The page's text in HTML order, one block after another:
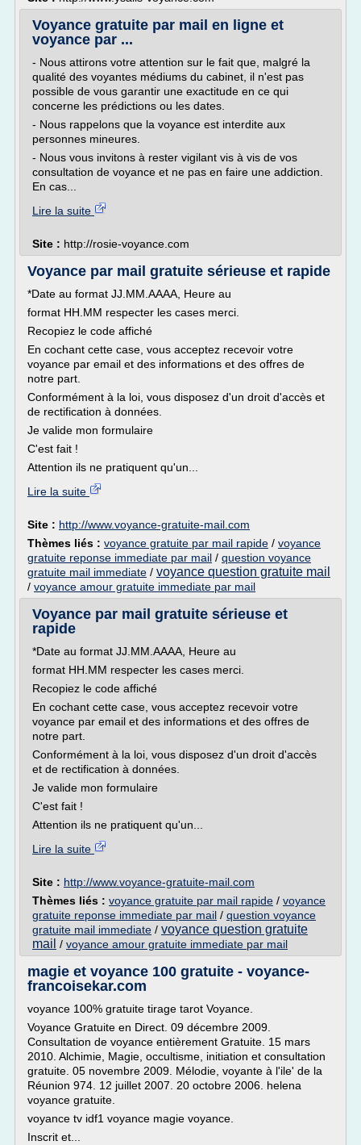
Voyance gratuite par mail en ligne et
voyance par ...
- Nous attirons votre attention sur le fait que, malgré la
qualité des voyantes médiums du cabinet, il n'est pas
possible de vous garantir une exactitude en ce qui
concerne les prédictions ou les dates.
- Nous rappelons que la voyance est interdite aux
personnes mineures.
- Nous vous invitons à rester vigilant vis à vis de vos
consultation de voyance et ne pas en faire une addiction.
En cas...
Lire la suite
Site : http://rosie-voyance.com
Voyance par mail gratuite sérieuse et rapide
*Date au format JJ.MM.AAAA, Heure au
format HH.MM respecter les cases merci.
Recopiez le code affiché
En cochant cette case, vous acceptez recevoir votre
voyance par email et des informations et des offres de
notre part.
Conformément à la loi, vous disposez d'un droit d'accès et
de rectification à données.
Je valide mon formulaire
C'est fait !
Attention ils ne pratiquent qu'un...
Lire la suite
Site : http://www.voyance-gratuite-mail.com
Thèmes liés : voyance gratuite par mail rapide / voyance
gratuite reponse immediate par mail / question voyance
gratuite mail immediate / voyance question gratuite mail
/ voyance amour gratuite immediate par mail
Voyance par mail gratuite sérieuse et
rapide
*Date au format JJ.MM.AAAA, Heure au
format HH.MM respecter les cases merci.
Recopiez le code affiché
En cochant cette case, vous acceptez recevoir votre
voyance par email et des informations et des offres de
notre part.
Conformément à la loi, vous disposez d'un droit d'accès
et de rectification à données.
Je valide mon formulaire
C'est fait !
Attention ils ne pratiquent qu'un...
Lire la suite
Site : http://www.voyance-gratuite-mail.com
Thèmes liés : voyance gratuite par mail rapide / voyance
gratuite reponse immediate par mail / question voyance
gratuite mail immediate / voyance question gratuite
mail / voyance amour gratuite immediate par mail
magie et voyance 100 gratuite - voyance-
francoisekar.com
voyance 100% gratuite tirage tarot Voyance.
Voyance Gratuite en Direct. 09 décembre 2009.
Consultation de voyance entièrement Gratuite. 15 mars
2010. Alchimie, Magie, occultisme, initiation et consultation
gratuite. 05 novembre 2009. Mélodie, voyante à l'ile' de la
Réunion 974. 12 juillet 2007. 20 octobre 2006. helena
voyance gratuite.
voyance tv idf1 voyance magie voyance.
Inscrit et...